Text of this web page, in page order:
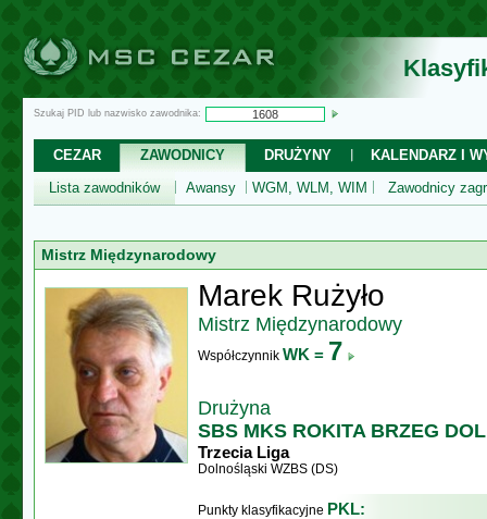
Szukaj PID lub nazwisko zawodnika:
CEZAR ZAWODNICY DRUŻYNY
KALENDARZ I
Lista zawodników
Awansy WGM, WLM, WIM Zawodnicy
Mistrz Międzynarodowy
Marek Rużyło
Mistrz Międzynarodowy
Współczynnik WK = 7
Drużyna
SBS MKS ROKITA BRZEG
Trzecia Liga
Dolnośląski WZBS (DS)
Punkty klasyfikacyjne PKL: